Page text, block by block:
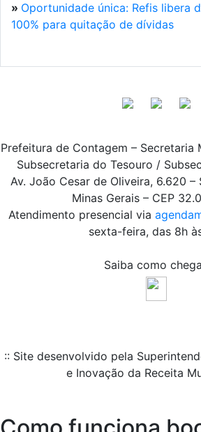
» Oportunidade única: Refis libera
100% para quitação de dívidas
Prefeitura de Contagem – Secretaria
Subsecretaria do Tesouro /
Av. João Cesar de Oliveira, 6.620 –
Minas Gerais – CEP
Atendimento presencial via
sexta-feira, das 8h
Saiba como
:: Site desenvolvido pela
e Inovação da Receita